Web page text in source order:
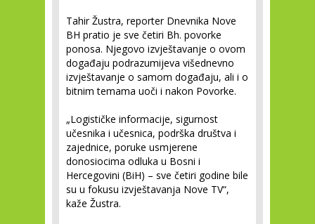
Tahir Žustra, reporter Dnevnika Nove
BH pratio je sve četiri Bh. povorke
ponosa. Njegovo izvještavanje o ovom
događaju podrazumijeva višednevno
izvještavanje o samom događaju, ali i o
bitnim temama uoči i nakon Povorke.
„Logističke informacije, sigurnost
učesnika i učesnica, podrška društva i
zajednice, poruke usmjerene
donosiocima odluka u Bosni i
Hercegovini (BiH) – sve četiri godine bile
su u fokusu izvještavanja Nove TV“,
kaže Žustra.